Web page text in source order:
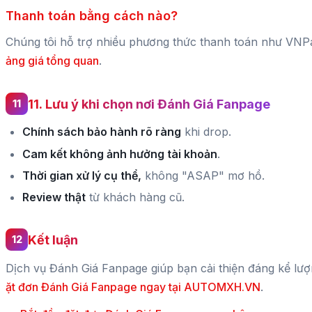
Thanh toán bằng cách nào?
Chúng tôi hỗ trợ nhiều phương thức thanh toán như
ảng giá tổng quan.
11. Lưu ý khi chọn nơi Đánh Giá Fanpage
Chính sách bảo hành rõ ràng khi drop.
Cam kết không ảnh hưởng tài khoản.
Thời gian xử lý cụ thể, không "ASAP" mơ hồ.
Review thật từ khách hàng cũ.
Kết luận
Dịch vụ Đánh Giá Fanpage giúp bạn cải thiện đáng kể
ặt đơn Đánh Giá Fanpage ngay tại AUTOMXH.VN.